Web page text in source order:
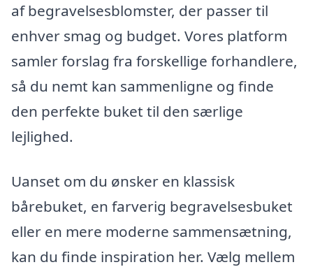
af begravelsesblomster, der passer til
enhver smag og budget. Vores platform
samler forslag fra forskellige forhandlere,
så du nemt kan sammenligne og finde
den perfekte buket til den særlige
lejlighed.
Uanset om du ønsker en klassisk
bårebuket, en farverig begravelsesbuket
eller en mere moderne sammensætning,
kan du finde inspiration her. Vælg mellem